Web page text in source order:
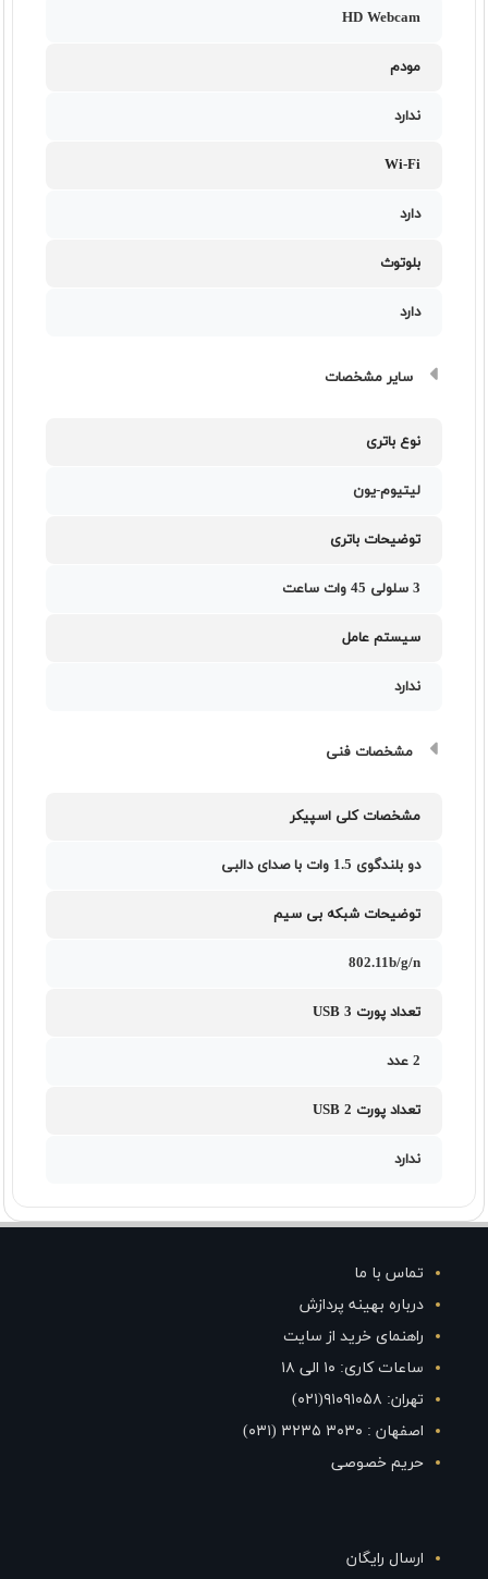
HD Webcam
مودم
ندارد
Wi-Fi
دارد
بلوتوث
دارد
سایر مشخصات
نوع باتری
لیتیوم-یون
توضیحات باتری
3 سلولی 45 وات ساعت
سیستم عامل
ندارد
مشخصات فنی
مشخصات کلی اسپیکر
دو بلندگوی 1.5 وات با صدای دالبی
توضیحات شبکه بی سیم
802.11b/g/n
تعداد پورت USB 3
2 عدد
تعداد پورت USB 2
ندارد
تماس با ما
درباره بهینه پردازش
راهنمای خرید از سایت
ساعات کاری: ۱۰ الی ۱۸
تهران: ۹۱۰۹۱۰۵۸(۰۲۱)
اصفهان : ۳۰۳۰ ۳۲۳۵ (۰۳۱)
حریم خصوصی
ارسال رایگان